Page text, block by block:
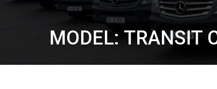
MODEL: TRANSIT